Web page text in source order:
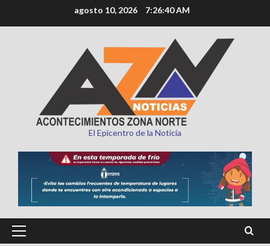
al
agosto 10, 2026 7:26:41 AM
El Epicentro de la Noticia
Menú